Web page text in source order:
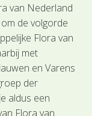
van Nederland
de volgorde
Flora van
met
en Varens
der
aldus een
Flora van